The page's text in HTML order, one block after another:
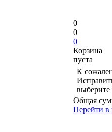
0
0
0
Корзина
пуста
К
Общая
Перейти в